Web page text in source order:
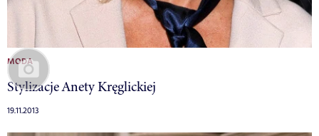
MODA
Stylizacje Anety Kręglickiej
19.11.2013